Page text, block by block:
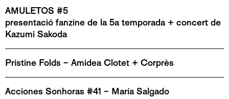
AMULETOS #5
presentació fanzine de la 5a temporada + concert de
Kazumi Sakoda
Pristine Folds – Amidea Clotet + Corprès
Acciones Sonhoras #41 – María Salgado